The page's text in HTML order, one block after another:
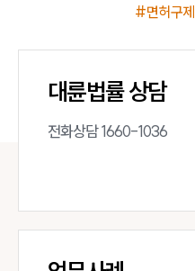
#면허구제
대륜법률 상담
전화상담 1660-1036